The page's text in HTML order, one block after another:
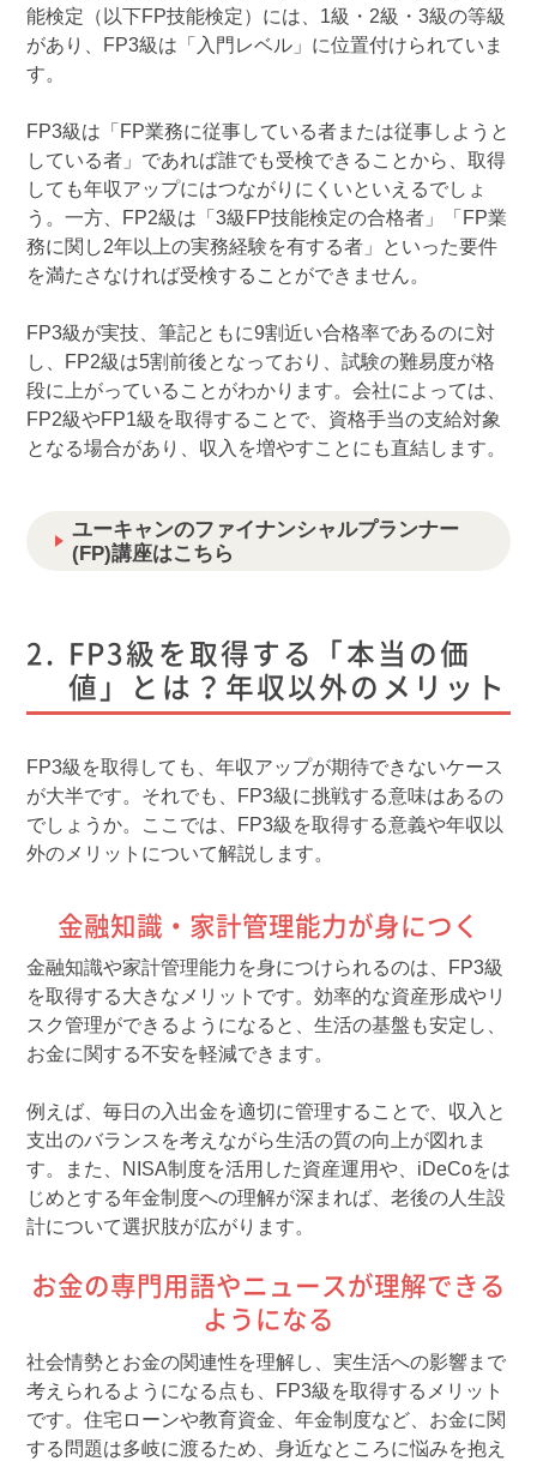
能検定（以下FP技能検定）には、1級・2級・3級の等級
があり、FP3級は「入門レベル」に位置付けられていま
す。
FP3級は「FP業務に従事している者または従事しようと
している者」であれば誰でも受検できることから、取得
しても年収アップにはつながりにくいといえるでしょ
う。一方、FP2級は「3級FP技能検定の合格者」「FP業
務に関し2年以上の実務経験を有する者」といった要件
を満たさなければ受検することができません。
FP3級が実技、筆記ともに9割近い合格率であるのに対
し、FP2級は5割前後となっており、試験の難易度が格
段に上がっていることがわかります。会社によっては、
FP2級やFP1級を取得することで、資格手当の支給対象
となる場合があり、収入を増やすことにも直結します。
ユーキャンのファイナンシャルプランナー
(FP)講座はこちら
FP3級を取得する「本当の価
値」とは？年収以外のメリット
FP3級を取得しても、年収アップが期待できないケース
が大半です。それでも、FP3級に挑戦する意味はあるの
でしょうか。ここでは、FP3級を取得する意義や年収以
外のメリットについて解説します。
金融知識・家計管理能力が身につく
金融知識や家計管理能力を身につけられるのは、FP3級
を取得する大きなメリットです。効率的な資産形成やリ
スク管理ができるようになると、生活の基盤も安定し、
お金に関する不安を軽減できます。
例えば、毎日の入出金を適切に管理することで、収入と
支出のバランスを考えながら生活の質の向上が図れま
す。また、NISA制度を活用した資産運用や、iDeCoをは
じめとする年金制度への理解が深まれば、老後の人生設
計について選択肢が広がります。
お金の専門用語やニュースが理解できる
ようになる
社会情勢とお金の関連性を理解し、実生活への影響まで
考えられるようになる点も、FP3級を取得するメリット
です。住宅ローンや教育資金、年金制度など、お金に関
する問題は多岐に渡るため、身近なところに悩みを抱え